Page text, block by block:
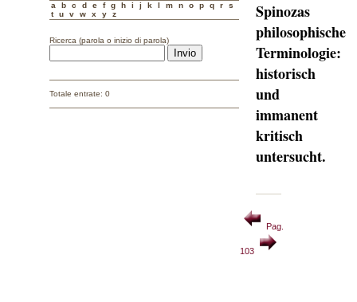
a b c d e f g h i j k l m n o p q r
s
t
u v w x y z
Ricerca (parola o inizio di parola)
Totale entrate: 0
Spinozas
philosophische
Terminologie:
historisch
und
immanent
kritisch
untersucht.
Pag.
103